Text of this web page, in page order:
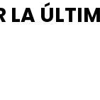
LA